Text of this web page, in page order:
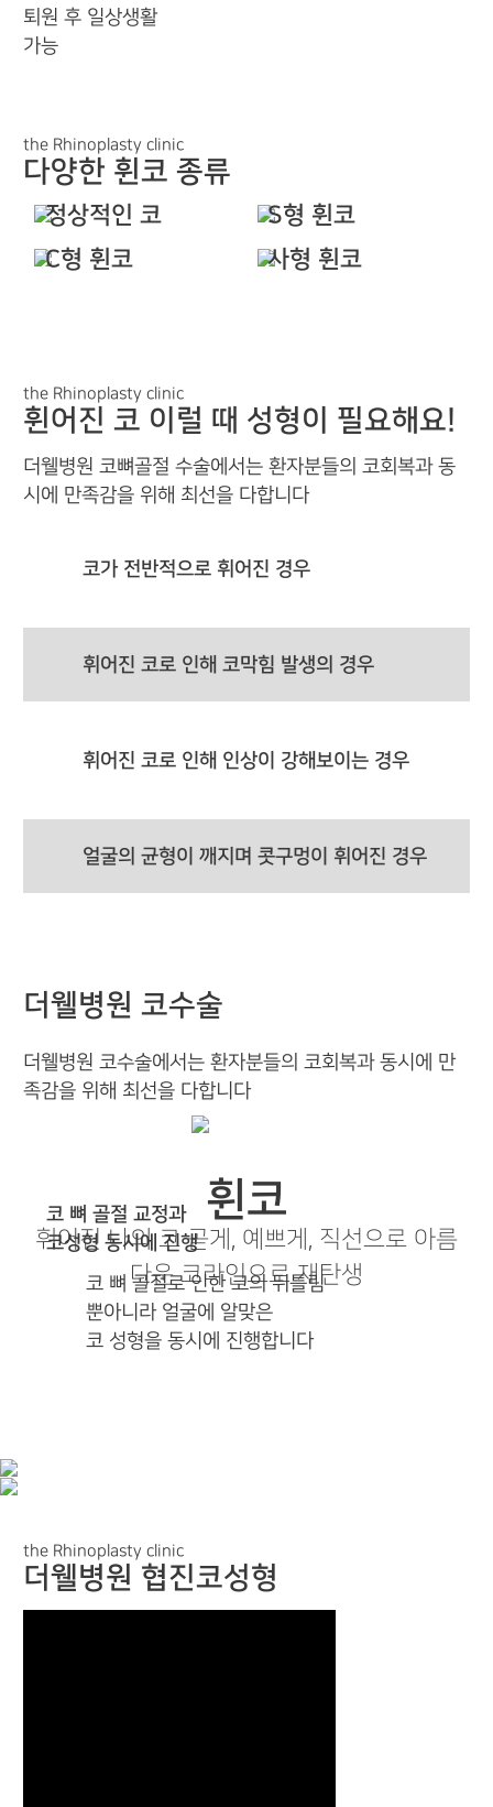
휜코
휘어진 나의 코 곧게, 예쁘게, 직선으로 아름
다운 코라인으로 재탄생
퇴원 후 일상생활
가능
the Rhinoplasty clinic
다양한 휜코 종류
정상적인 코
S형 휜코
C형 휜코
사형 휜코
the Rhinoplasty clinic
휜어진 코 이럴 때 성형이 필요해요!
더웰병원 코뼈골절 수술에서는 환자분들의 코회복과 동
시에 만족감을 위해 최선을 다합니다
코가 전반적으로 휘어진 경우
휘어진 코로 인해 코막힘 발생의 경우
휘어진 코로 인해 인상이 강해보이는 경우
얼굴의 균형이 깨지며 콧구멍이 휘어진 경우
더웰병원 코수술
더웰병원 코수술에서는 환자분들의 코회복과 동시에 만
족감을 위해 최선을 다합니다
코 뼈 골절 교정과
코성형 동시에 진행
코 뼈 골절로 인한 코의 뒤틀림
뿐아니라 얼굴에 알맞은
코 성형을 동시에 진행합니다
the Rhinoplasty clinic
더웰병원 협진코성형